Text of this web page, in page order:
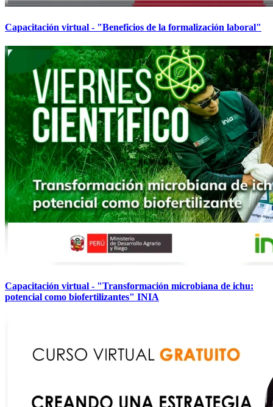
Capacitación virtual - "Beneficios de la formalización laboral"
Capacitación virtual - "Transformación microbiana de ichu:
potencial como biofertilizantes" INIA